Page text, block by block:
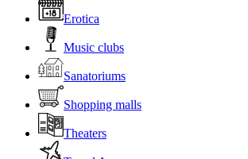
Erotica
Music clubs
Sanatoriums
Shopping malls
Theaters